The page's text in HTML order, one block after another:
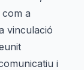
a
vinculació
i